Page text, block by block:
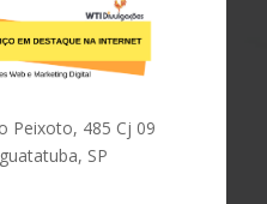
Peixoto, 485 Cj 09
SP